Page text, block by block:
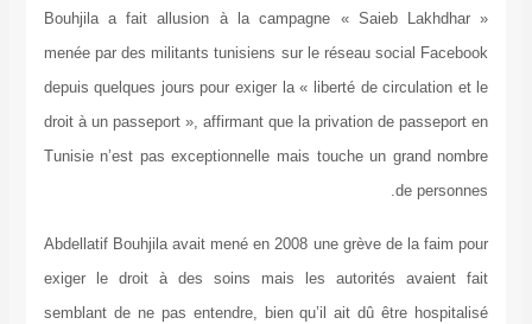
Bouhjila a fait allusion à la campagne « Saieb Lakhdhar »
menée par des militants tunisiens sur le réseau social Facebook
depuis quelques jours pour exiger la « liberté de circulation et le
droit à un passeport », affirmant que la privation de passeport en
Tunisie n’est pas exceptionnelle mais touche un grand nombre
de personnes.
Abdellatif Bouhjila avait mené en 2008 une grève de la faim pour
exiger le droit à des soins mais les autorités avaient fait
semblant de ne pas entendre, bien qu’il ait dû être hospitalisé